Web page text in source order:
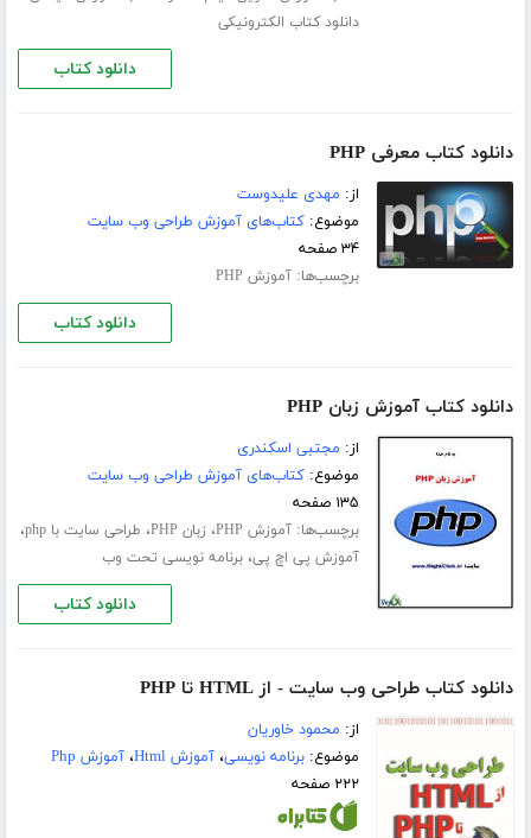
دانلود کتاب الکترونیکی
دانلود کتاب
دانلود کتاب معرفی PHP
از: مهدی علیدوست
موضوع:کتاب‌های آموزش طراحی وب سایت
۳۴ صفحه
برچسب‌ها:آموزش PHP
دانلود کتاب
دانلود کتاب آموزش زبان PHP
از: مجتبی اسکندری
موضوع:کتاب‌های آموزش طراحی وب سایت
۱۳۵ صفحه
برچسب‌ها:آموزش PHP ، زبان PHP ، طراحی سایت با php ،
آموزش پی اچ پی،برنامه نویسی تحت وب
دانلود کتاب
دانلود کتاب طراحی وب سایت - از HTML تا PHP
از: محمود خاوریان
موضوع:برنامه نویسی،آموزش Html ،آموزش Php
۲۲۲ صفحه